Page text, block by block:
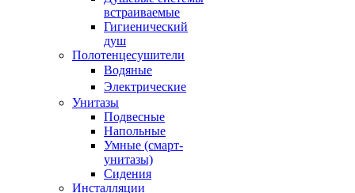
встраиваемые
Гигиенический
душ
Полотенцесушители
ㅤВодяные
ㅤЭлектрические
Унитазы
Подвесные
Напольные
Умные (смарт-
унитазы)
Сидения
Инсталляции